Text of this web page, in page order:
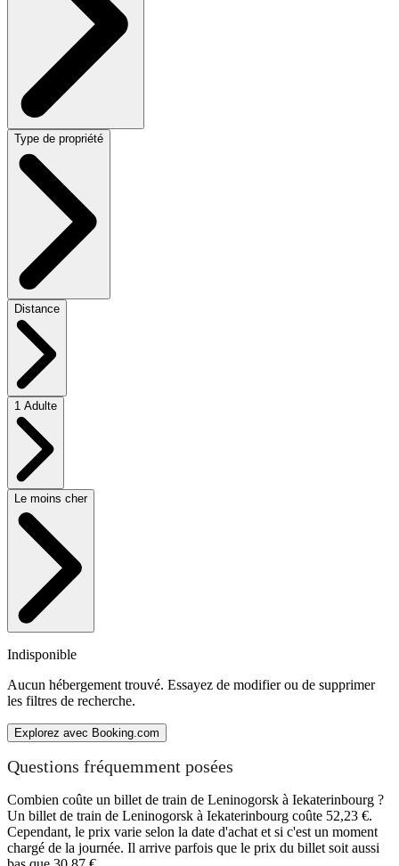
Type de propriété
Distance
1 Adulte
Le moins cher
Indisponible
Aucun hébergement trouvé. Essayez de modifier ou de supprimer
les filtres de recherche.
Explorez avec Booking.com
Questions fréquemment posées
Combien coûte un billet de train de Leninogorsk à Iekaterinbourg ?
Un billet de train de Leninogorsk à Iekaterinbourg coûte 52,23 €.
Cependant, le prix varie selon la date d'achat et si c'est un moment
chargé de la journée. Il arrive parfois que le prix du billet soit aussi